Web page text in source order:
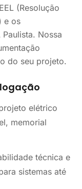
(Resolução
e os
Nossa
do seu projeto.
elétrico
memorial
técnica e
sistemas até